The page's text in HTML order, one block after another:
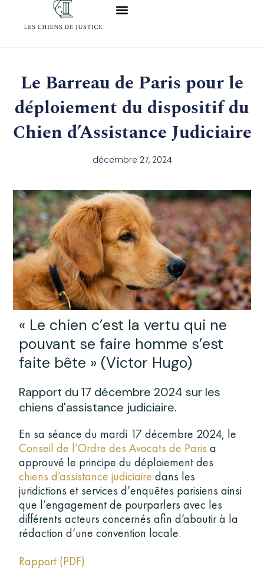
Le Barreau de Paris pour le
déploiement du dispositif du
Chien d’Assistance Judiciaire
décembre 27, 2024
« Le chien c’est la vertu qui ne
pouvant se faire homme s’est
faite bête » (Victor Hugo)
Rapport du 17 décembre 2024 sur les
chiens d'assistance judiciaire.
En sa séance du mardi 17 décembre 2024, le
Conseil de l’Ordre des Avocats de Paris a
approuvé le principe du déploiement des
chiens d’assistance judiciaire dans les
juridictions et services d’enquêtes parisiens ainsi
que l’engagement de pourparlers avec les
différents acteurs concernés afin d’aboutir à la
rédaction d’une convention locale.
Rapport (PDF)